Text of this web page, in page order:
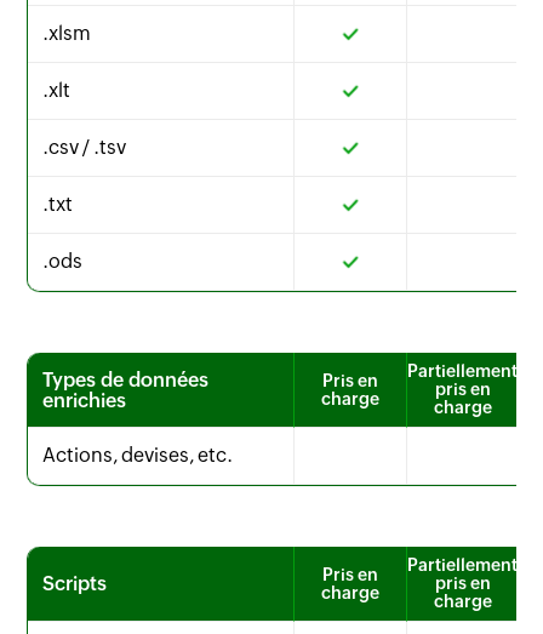
.xlsm
.xlt
.csv / .tsv
.txt
.ods
Types de données
enrichies
Pris en
charge
Partiellement
pris en
charge
Actions, devises, etc.
Scripts
Pris en
charge
Partiellement
pris en
charge